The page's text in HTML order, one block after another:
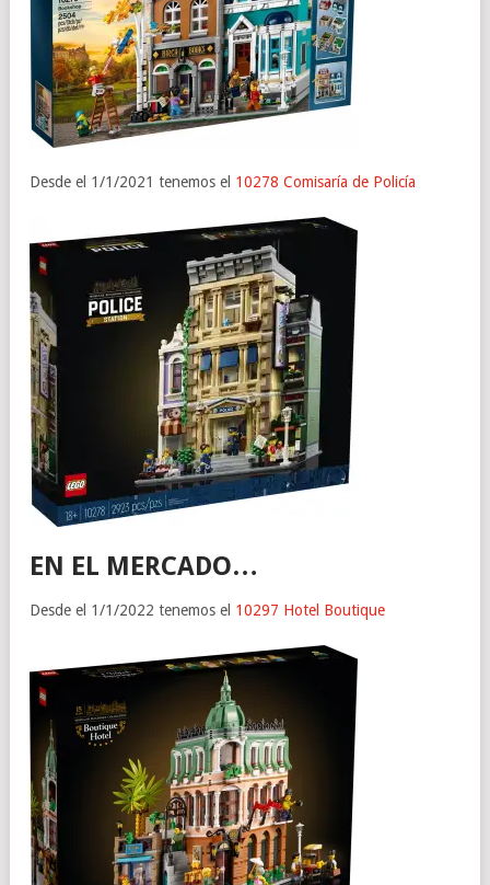
Desde el 1/1/2021 tenemos el 10278 Comisaría de Policía
EN EL MERCADO…
Desde el 1/1/2022 tenemos el 10297 Hotel Boutique